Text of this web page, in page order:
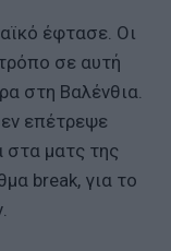
έφτασε. Οι
σε αυτή
στη Βαλένθια.
επέτρεψε
στα ματς της
break, για το